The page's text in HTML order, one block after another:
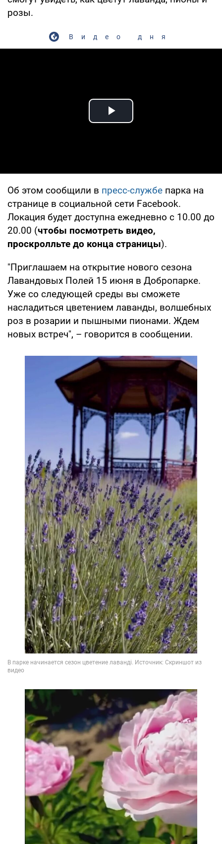
розы.
Видео дня
Play Video
Об этом сообщили в пресс-службе парка на
странице в социальной сети Facebook.
Локация будет доступна ежедневно с 10.00 до
20.00 (чтобы посмотреть видео,
проскролльте до конца страницы).
"Приглашаем на открытие нового сезона
Лавандовых Полей 15 июня в Добропарке.
Уже со следующей среды вы сможете
насладиться цветением лаванды, волшебных
роз в розарии и пышными пионами. Ждем
новых встреч", – говорится в сообщении.